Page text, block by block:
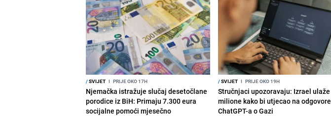
/SVIJET I PRIJE OKO 17H
Njemačka istražuje slučaj desetočlane
porodice iz BiH: Primaju 7.300 eura
socijalne pomoći mjesečno
/SVIJET I PRIJE OKO 19H
Stručnjaci upozoravaju: Izrael ulaže
milione kako bi utjecao na odgovore
ChatGPT-a o Gazi